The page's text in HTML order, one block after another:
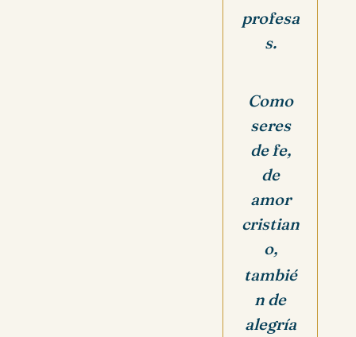
profesa
s.
Como
seres
de fe,
de
amor
cristian
o,
tambié
n de
alegría